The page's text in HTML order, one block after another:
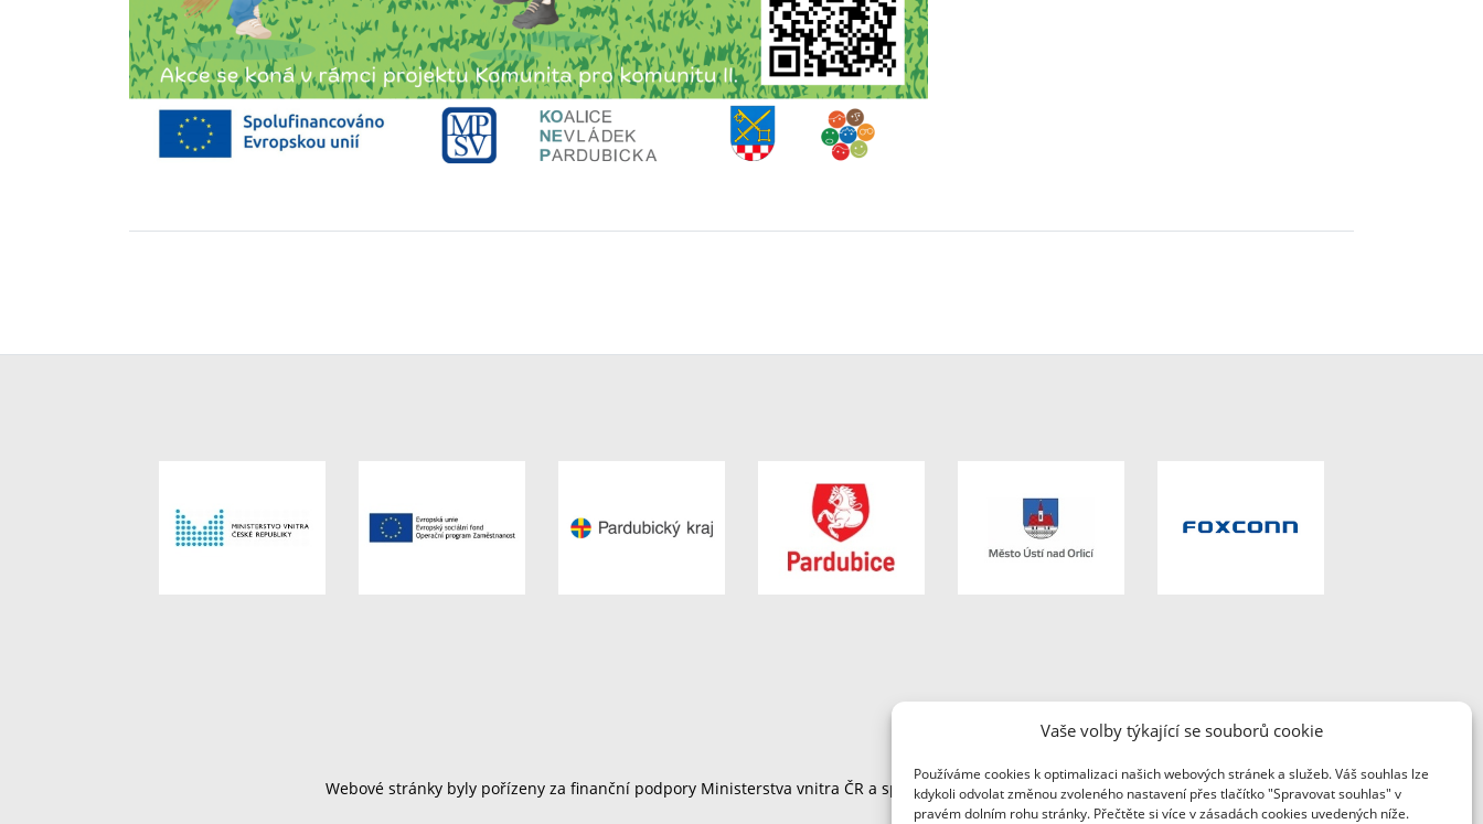
Vaše volby týkající se souborů cookie
Používáme cookies k optimalizaci našich webových stránek a služeb. Váš souhlas lze
kdykoli odvolat změnou zvoleného nastavení přes tlačítko "Spravovat souhlas" v
pravém dolním rohu stránky. Přečtěte si více v zásadách cookies uvedených níže.
Webové stránky byly pořízeny za finanční podpory Ministerstva vnitra ČR a společnosti Foxconn Česká republika.